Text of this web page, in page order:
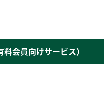
料会員向けサービス）